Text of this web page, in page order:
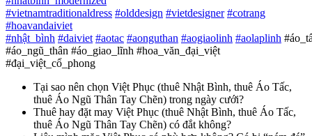
#vietnamtraditionaldress #olddesign #vietdesigner #cotrang
#hoavandaiviet
#nhật_bình #daiviet #aotac #aonguthan #aogiaolinh #aolaplinh
#áo_ngũ_thân #áo_giao_lĩnh #hoa_văn_đại_việt
#đại_việt_cổ_phong
Tại sao nên chọn Việt Phục (thuê Nhật Bình, thuê Áo Tấc,
thuê Áo Ngũ Thân Tay Chẽn) trong ngày cưới?
Thuê hay đặt may Việt Phục (thuê Nhật Bình, thuê Áo Tấc,
thuê Áo Ngũ Thân Tay Chẽn) có đắt không?